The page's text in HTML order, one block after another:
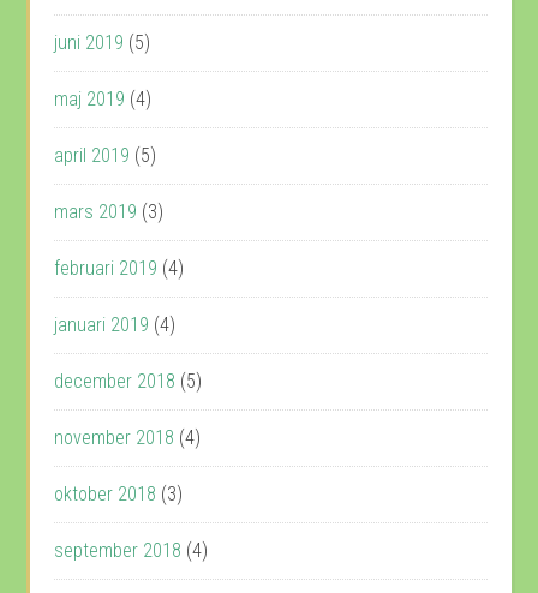
juni 2019 (5)
maj 2019 (4)
april 2019 (5)
mars 2019 (3)
februari 2019 (4)
januari 2019 (4)
december 2018 (5)
november 2018 (4)
oktober 2018 (3)
september 2018 (4)